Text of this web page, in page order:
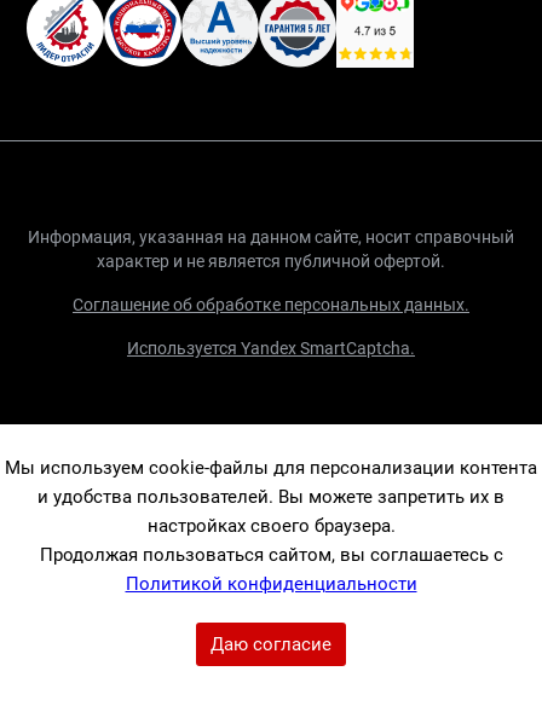
Информация, указанная на данном сайте, носит справочный
характер и не является публичной офертой.
Соглашение об обработке персональных данных.
Используется Yandex SmartCaptcha.
Мы используем cookie-файлы для персонализации контента
и удобства пользователей. Вы можете запретить их в
настройках своего браузера.
Продолжая пользоваться сайтом, вы соглашаетесь с
Политикой конфиденциальности
Даю согласие